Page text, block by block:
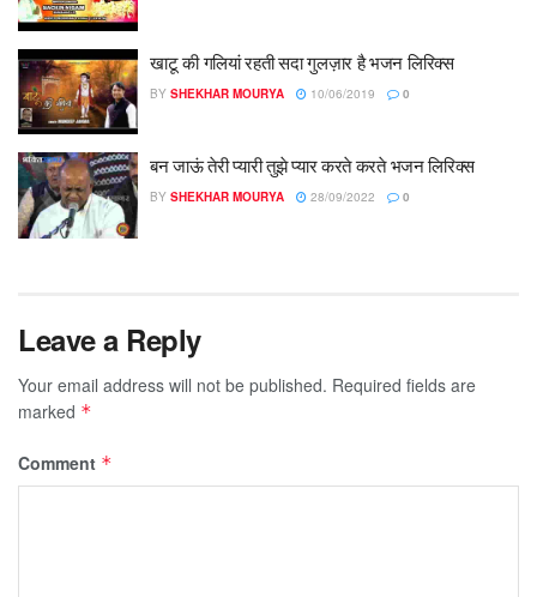
खाटू की गलियां रहती सदा गुलज़ार है भजन लिरिक्स
BY SHEKHAR MOURYA 10/06/2019 0
बन जाऊं तेरी प्यारी तुझे प्यार करते करते भजन लिरिक्स
BY SHEKHAR MOURYA 28/09/2022 0
Leave a Reply
Your email address will not be published. Required fields are
marked *
Comment *